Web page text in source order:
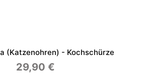
(Katzenohren) - Kochschürze
29,90 €